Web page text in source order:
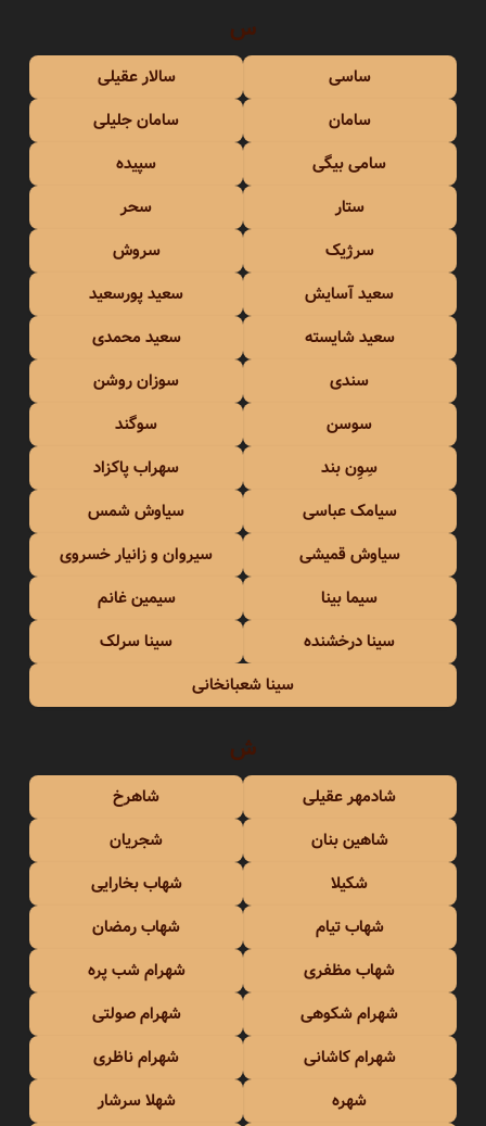
س
ساسی
سالار عقیلی
سامان
سامان جلیلی
سامی بیگی
سپیده
ستار
سحر
سرژیک
سروش
سعید آسایش
سعید پورسعید
سعید شایسته
سعید محمدی
سندی
سوزان روشن
سوسن
سوگند
سِوِن بند
سهراب پاکزاد
سیامک عباسی
سیاوش شمس
سیاوش قمیشی
سیروان و زانیار خسروی
سیما بینا
سیمین غانم
سینا درخشنده
سینا سرلک
سینا شعبانخانی
ش
شادمهر عقیلی
شاهرخ
شاهین بنان
شجریان
شکیلا
شهاب بخارایی
شهاب تیام
شهاب رمضان
شهاب مظفری
شهرام شب پره
شهرام شکوهی
شهرام صولتی
شهرام کاشانی
شهرام ناظری
شهره
شهلا سرشار